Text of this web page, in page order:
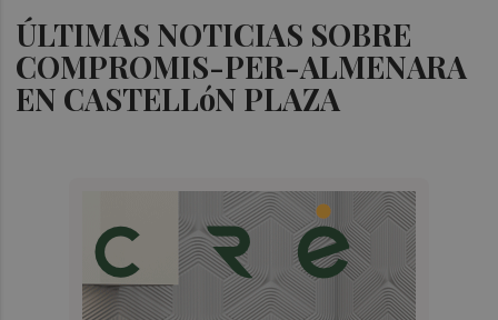
ÚLTIMAS NOTICIAS SOBRE
COMPROMIS-PER-ALMENARA
EN CASTELLóN PLAZA